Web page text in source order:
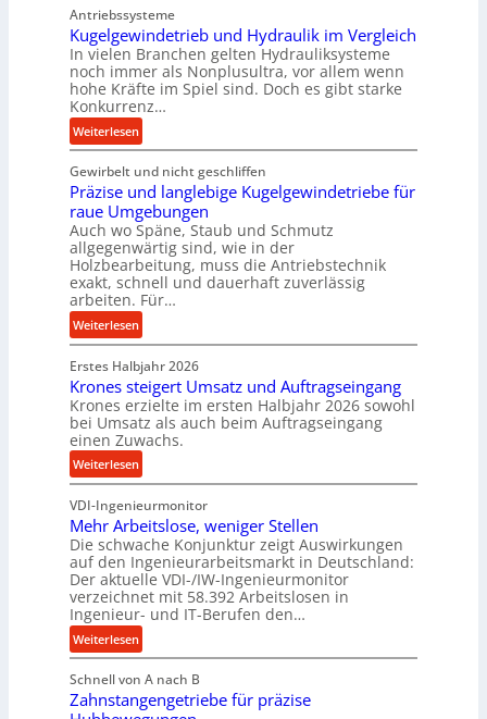
f
o
r
m
a
n
c
b
e
i
m
D
r
ü
c
k
p
r
o
z
e
s
Antriebssysteme
Kugelgewindetrieb und Hydraulik im Vergleich
In vielen Branchen gelten Hydrauliksysteme
noch immer als Nonplusultra, vor allem wenn
hohe Kräfte im Spiel sind. Doch es gibt starke
Konkurrenz…
Weiterlesen:
K
u
g
e
l
g
e
w
i
n
e
t
r
i
b
u
n
d
H
y
d
r
a
l
i
Gewirbelt und nicht geschliffen
Präzise und langlebige Kugelgewindetriebe für
raue Umgebungen
Auch wo Späne, Staub und Schmutz
allgegenwärtig sind, wie in der
Holzbearbeitung, muss die Antriebstechnik
exakt, schnell und dauerhaft zuverlässig
arbeiten. Für…
Weiterlesen:
P
r
ä
z
i
s
e
u
n
d
l
a
n
g
e
b
i
Erstes Halbjahr 2026
Krones steigert Umsatz und Auftragseingang
Krones erzielte im ersten Halbjahr 2026 sowohl
bei Umsatz als auch beim Auftragseingang
einen Zuwachs.
Weiterlesen:
K
r
o
n
e
s
s
t
e
e
VDI-Ingenieurmonitor
Mehr Arbeitslose, weniger Stellen
Die schwache Konjunktur zeigt Auswirkungen
auf den Ingenieurarbeitsmarkt in Deutschland:
Der aktuelle VDI-/IW-Ingenieurmonitor
verzeichnet mit 58.392 Arbeitslosen in
Ingenieur- und IT-Berufen den…
Weiterlesen:
M
e
h
Schnell von A nach B
Zahnstangengetriebe für präzise